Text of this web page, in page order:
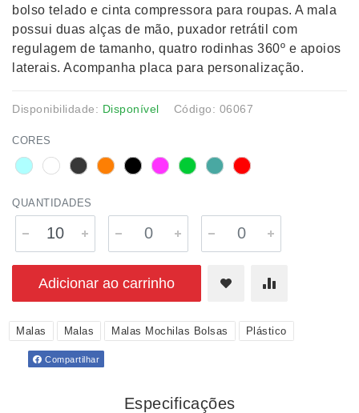
bolso telado e cinta compressora para roupas. A mala
possui duas alças de mão, puxador retrátil com
regulagem de tamanho, quatro rodinhas 360º e apoios
laterais. Acompanha placa para personalização.
Disponibilidade: Disponível Código: 06067
CORES
QUANTIDADES
Adicionar ao carrinho
Malas Malas Malas Mochilas Bolsas Plástico
Compartilhar
Especificações